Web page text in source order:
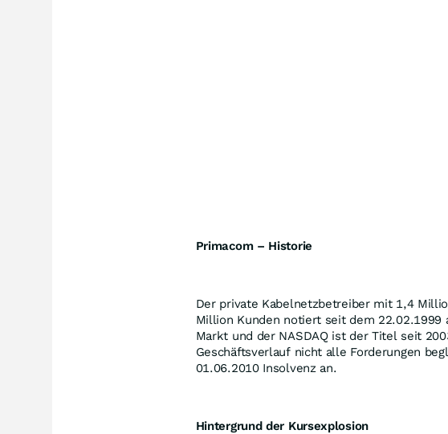
Primacom – Historie
Der private Kabelnetzbetreiber mit 1,4
Million Kunden notiert seit dem 22.02.1999
Markt und der NASDAQ ist der Titel seit
Geschäftsverlauf nicht alle Forderungen
01.06.2010 Insolvenz an.
Hintergrund der Kursexplosion